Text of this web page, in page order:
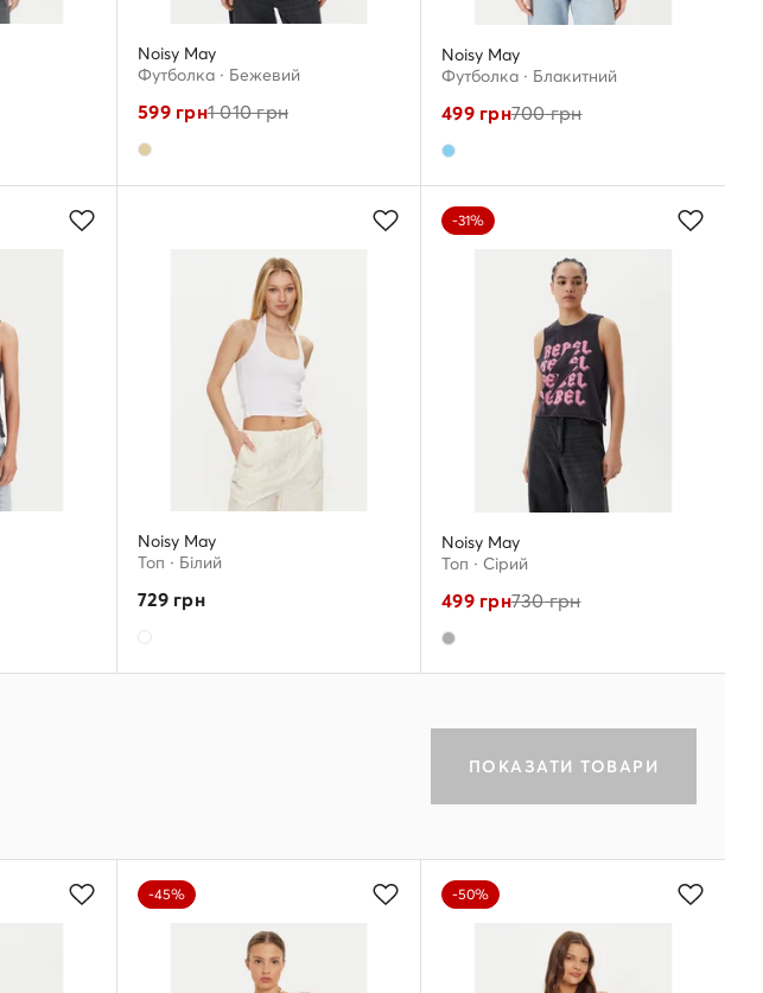
Noisy May
Футболка · Бежевий
599грн1 010грн
Noisy May
Футболка · Блакитний
499грн700грн
Noisy May
Топ · Білий
729грн
-31%
Noisy May
Топ · Сірий
499грн730грн
ПОКАЗАТИ ТОВАРИ
-45% -50%